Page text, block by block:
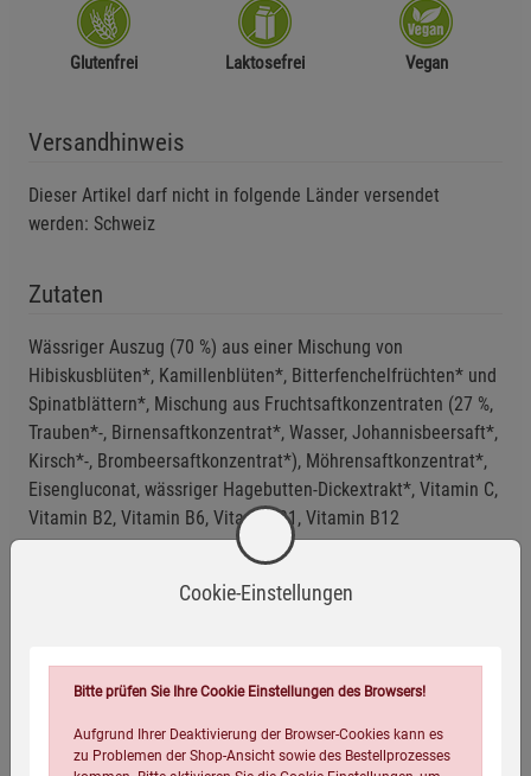
Glutenfrei Laktosefrei Vegan
Versandhinweis
Dieser Artikel darf nicht in folgende Länder versendet
werden: Schweiz
Zutaten
Wässriger Auszug (70 %) aus einer Mischung von
Hibiskusblüten*, Kamillenblüten*, Bitterfenchelfrüchten* und
Spinatblättern*, Mischung aus Fruchtsaftkonzentraten (27 %,
Trauben*-, Birnensaftkonzentrat*, Wasser, Johannisbeersaft*,
Kirsch*-, Brombeersaftkonzentrat*), Möhrensaftkonzentrat*,
Eisengluconat, wässriger Hagebutten-Dickextrakt*, Vitamin C,
Vitamin B2, Vitamin B6, Vitamin B1, Vitamin B12
*aus kontrolliert ökologischer Erzeugung
Anwendungsempfehlung
Cookie-Einstellungen
Bitte prüfen Sie Ihre Cookie Einstellungen des Browsers!
Aufgrund Ihrer Deaktivierung der Browser-Cookies kann es
zu Problemen der Shop-Ansicht sowie des Bestellprozesses